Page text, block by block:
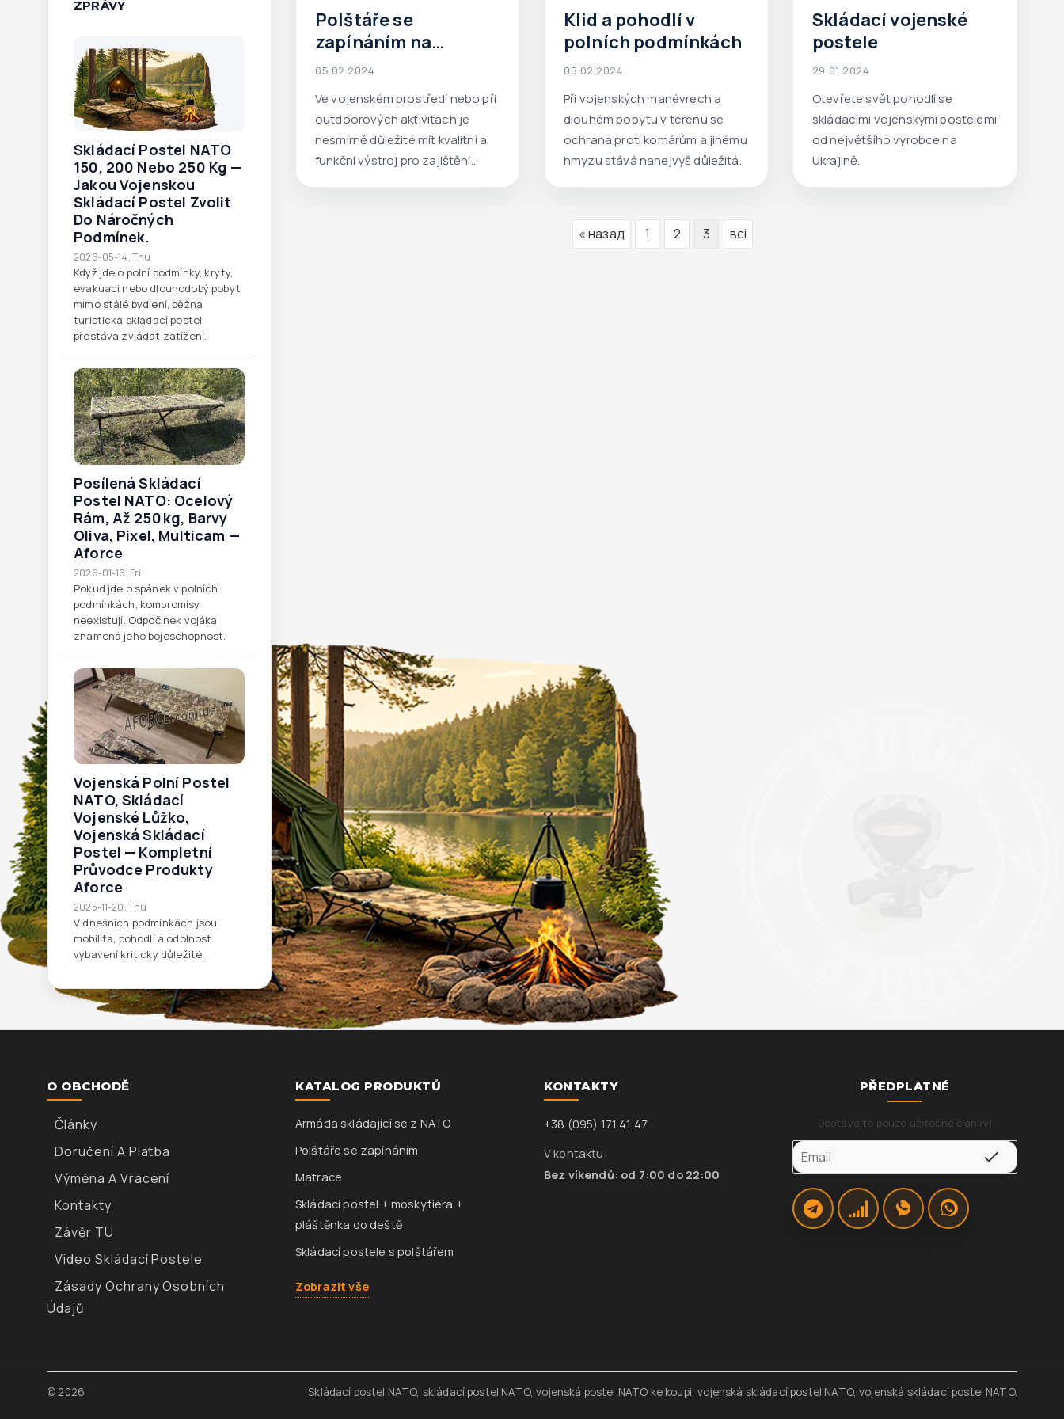
Polštáře se
zapínáním na
vojenskou postel
05 02 2024
Ve vojenském prostředí nebo při
outdoorových aktivitách je
nesmírně důležité mít kvalitní a
funkční výstroj pro zajištění
Klid a pohodlí v
polních podmínkách
05 02 2024
Při vojenských manévrech a
dlouhém pobytu v terénu se
ochrana proti komárům a jinému
hmyzu stává nanejvýš důležitá.
Skládací vojenské
postele
29 01 2024
Otevřete svět pohodlí se
skládacími vojenskými postelemi
od největšího výrobce na
Ukrajině.
« назад 1 2 3 всі
ZPRÁVY
Skládací Postel NATO
150, 200 Nebo 250 Kg —
Jakou Vojenskou
Skládací Postel Zvolit
Do Náročných
Podmínek.
2026-05-14, Thu
Když jde o polní podmínky, kryty,
evakuaci nebo dlouhodobý pobyt
mimo stálé bydlení, běžná
turistická skládací postel
přestává zvládat zatížení.
Posílená Skládací
Postel NATO: Ocelový
Rám, Až 250 Kg, Barvy
Oliva, Pixel, Multicam —
Aforce
2026-01-16, Fri
Pokud jde o spánek v polních
podmínkách, kompromisy
neexistují. Odpočinek vojáka
znamená jeho bojeschopnost.
Vojenská Polní Postel
NATO, Skládací
Vojenské Lůžko,
Vojenská Skládací
Postel — Kompletní
Průvodce Produkty
Aforce
2025-11-20, Thu
V dnešních podmínkách jsou
mobilita, pohodlí a odolnost
vybavení kriticky důležité.
O OBCHODĚ
Články
Doručení A Platba
Výměna A Vrácení
Kontakty
Závěr TU
Video Skládací Postele
Zásady Ochrany Osobních
Údajů
KATALOG PRODUKTŮ
Armáda skládající se z NATO
Polštáře se zapínáním
Matrace
Skládací postel + moskytiéra +
pláštěnka do deště
Skládací postele s polštářem
Zobrazit vše
KONTAKTY
+38 (095) 171 41 47
V kontaktu:
Bez víkendů: od 7:00 do 22:00
PŘEDPLATNÉ
Dostávejte pouze užitečné články!
© 2026 Skládací postel NATO, skládací postel NATO, vojenská postel NATO ke koupi, vojenská skládací postel NATO, vojenská skládací postel NATO.